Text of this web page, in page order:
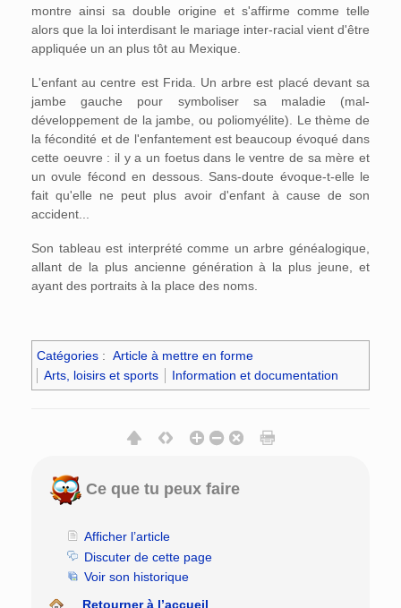
montre ainsi sa double origine et s'affirme comme telle
alors que la loi interdisant le mariage inter-racial vient d'être
appliquée un an plus tôt au Mexique.
L'enfant au centre est Frida. Un arbre est placé devant sa
jambe gauche pour symboliser sa maladie (mal-
développement de la jambe, ou poliomyélite). Le thème de
la fécondité et de l'enfantement est beaucoup évoqué dans
cette oeuvre : il y a un foetus dans le ventre de sa mère et
un ovule fécond en dessous. Sans-doute évoque-t-elle le
fait qu'elle ne peut plus avoir d'enfant à cause de son
accident...
Son tableau est interprété comme un arbre généalogique,
allant de la plus ancienne génération à la plus jeune, et
ayant des portraits à la place des noms.
Catégories : Article à mettre en forme
Arts, loisirs et sports
Information et documentation
Ce que tu peux faire
Afficher l’article
Discuter de cette page
Voir son historique
Retourner à l’accueil